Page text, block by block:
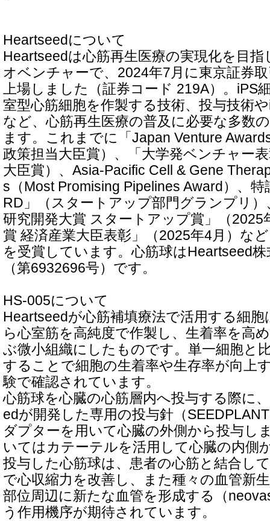
Heartseedについて
Heartseedは心筋再生医療の実現化を目
オベンチャーで、2024年7月に東京証券
上場しました（証券コード 219A）。iPS
室型心筋細胞を作製する技術、投与技術
など、心筋再生医療の普及に必要な多数
ます。これまでに「Japan Venture
政策担当大臣賞）、「大学発ベンチャー
大臣賞）、Asia-Pacific Cell & Gene
s（Most Promising Pipelines Award）、特
RD」（スタートアップ部門グランプリ）
研究開発大賞 スタートアップ賞」（2025
賞 経済産業大臣表彰」（2025年4月）な
を受賞しています。心筋球はHeartseed
（第6932696号）です。
HS-005について
Heartseedが心筋補填療法で活用する細胞
ら心室筋を高純度で作製し、生着率を高
ぶ微小組織にしたものです。単一細胞と
することで細胞の生着率や生存率が向上
験で確認されています。
心筋球を心臓の心筋層内へ投与する際に
edが開発した専用の投与針（
ダプターを用いて心臓の外側から投与し
いてはカテーテルを活用して心臓の内側
投与した心筋球は、患者の心筋と結合し
で心収縮力を改善し、また種々の血管新
部位周辺に新たな血管を形成する（
う作用機序が期待されています。